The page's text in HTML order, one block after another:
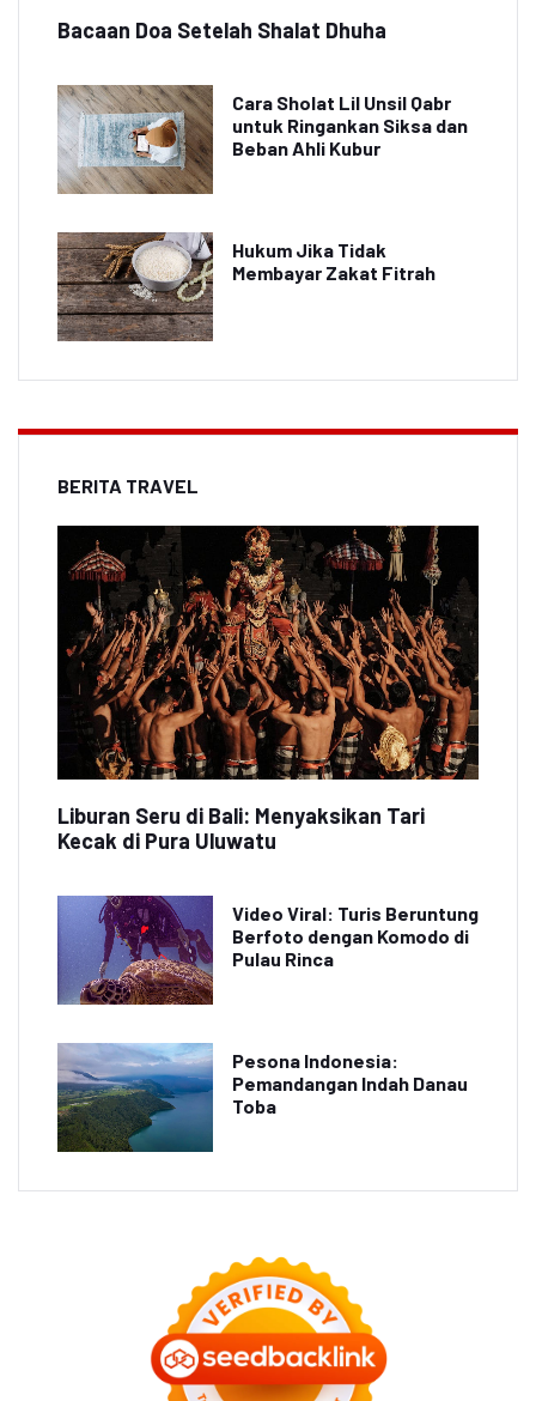
Bacaan Doa Setelah Shalat Dhuha
Cara Sholat Lil Unsil Qabr
untuk Ringankan Siksa dan
Beban Ahli Kubur
Hukum Jika Tidak
Membayar Zakat Fitrah
BERITA TRAVEL
Liburan Seru di Bali: Menyaksikan Tari
Kecak di Pura Uluwatu
Video Viral: Turis Beruntung
Berfoto dengan Komodo di
Pulau Rinca
Pesona Indonesia:
Pemandangan Indah Danau
Toba